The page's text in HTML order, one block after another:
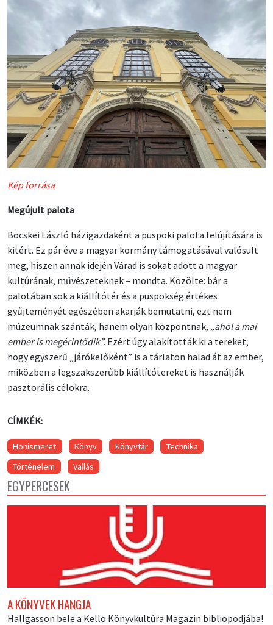
Kép forrása
Megújult palota
Böcskei László házigazdaként a püspöki palota felújítására is
kitért. Ez pár éve a magyar kormány támogatásával valósult
meg, hiszen annak idején Várad is sokat adott a magyar
kultúrának, művészeteknek – mondta. Közölte: bár a
palotában sok a kiállítótér és a püspökség értékes
gyűjteményét egészében akarják bemutatni, ezt nem
múzeumnak szánták, hanem olyan központnak, „ahol a mai
ember is megérintődik”. Ezért úgy alakították ki a tereket,
hogy egyszerű „járókelőként” is a tárlaton halad át az ember,
miközben a legszakszerűbb kiállítótereket is használják
pasztorális célokra.
CÍMKÉK:
Honismeret Könyv Könyvtár
Technika
Történelem
Vallás
EGYPERCESEK
A KÖNYVEK HANGJA
Hallgasson bele a Kello Könyvkultúra Magazin bibliopodjába!